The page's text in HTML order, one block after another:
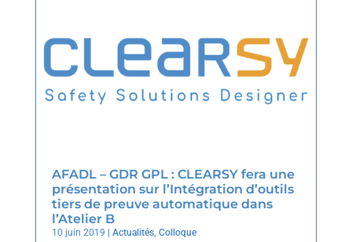
AFADL – GDR GPL : CLEARSY fera une
présentation sur l’Intégration d’outils
tiers de preuve automatique dans
l’Atelier B
10 juin 2019 | Actualités, Colloque